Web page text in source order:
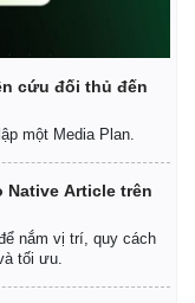
cứu đối thủ đến
một Media Plan.
Native Article trên
nắm vị trí, quy cách
tối ưu.